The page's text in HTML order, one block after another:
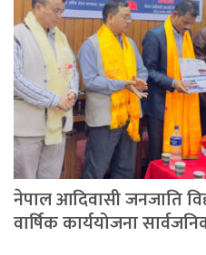
नेपाल आदिवासी जनजाति
वार्षिक कार्ययोजना